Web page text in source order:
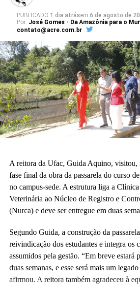
projeto arquitetônico às necessidades da
nós o sonho já está acontecendo. Quando
construção existe, é uma construção
da educação básica.”
A vice-diretora do CAp, Alessandra
relevância do novo espaço para a rotina
“Muito em breve vamos deixar de ser
nosso lugar. Eu olho para cada espaço
crianças correndo e sendo felizes.”
Também participaram da cerimônia o
prefeito do campus, Artesson Cruz; além
administrativos, estudantes e
responsável pela obra.
(Fhagner Soares, estagiário Ascom/Ufac)
PUBLICADO 1 dia atrásem 6 de agosto de
Por: José Gomes - Da Amazônia para o
contato@acre.com.br
A reitora da Ufac, Guida Aquino, visitou,
fase final da obra da passarela do curso
no campus-sede. A estrutura liga a
Veterinária ao Núcleo de Registro e
(Nurca) e deve ser entregue em duas
Segundo Guida, a construção da
reivindicação dos estudantes e integra os
assumidos pela gestão. “Em breve estará
duas semanas, e esse será mais um
afirmou. A reitora também agradeceu à